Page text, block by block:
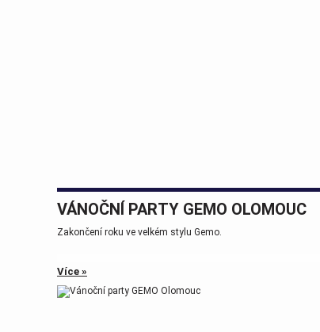
VÁNOČNÍ PARTY GEMO OLOMOUC
Zakončení roku ve velkém stylu Gemo.
Více »